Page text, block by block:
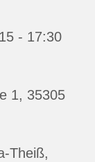
- 17:30
1, 35305
Theiß,